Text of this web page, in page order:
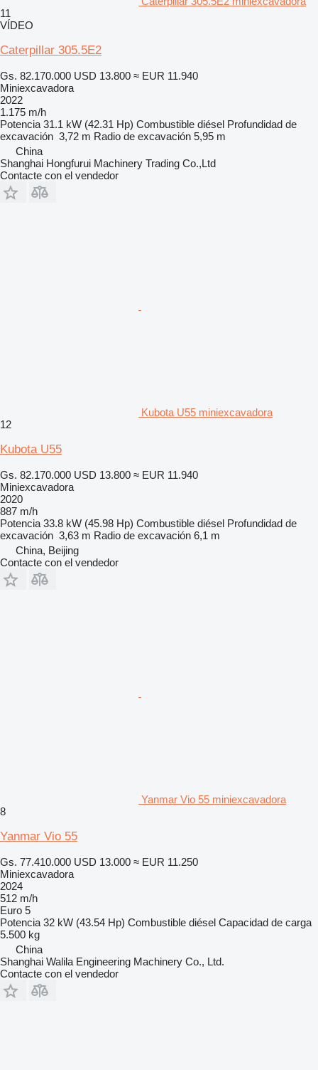
11
VÍDEO
Caterpillar 305.5E2
Gs. 82.170.000 USD 13.800 ≈ EUR 11.940
Miniexcavadora
2022
1.175 m/h
Potencia 31.1 kW (42.31 Hp) Combustible diésel Profundidad de
excavación 3,72 m Radio de excavación 5,95 m
China
Shanghai Hongfurui Machinery Trading Co.,Ltd
Contacte con el vendedor
Kubota U55 miniexcavadora
12
Kubota U55
Gs. 82.170.000 USD 13.800 ≈ EUR 11.940
Miniexcavadora
2020
887 m/h
Potencia 33.8 kW (45.98 Hp) Combustible diésel Profundidad de
excavación 3,63 m Radio de excavación 6,1 m
China, Beijing
Contacte con el vendedor
Yanmar Vio 55 miniexcavadora
8
Yanmar Vio 55
Gs. 77.410.000 USD 13.000 ≈ EUR 11.250
Miniexcavadora
2024
512 m/h
Euro 5
Potencia 32 kW (43.54 Hp) Combustible diésel Capacidad de carga
5.500 kg
China
Shanghai Walila Engineering Machinery Co., Ltd.
Contacte con el vendedor